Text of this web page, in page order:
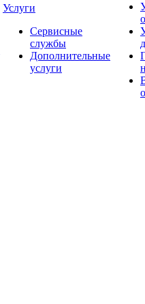
Услуги
Сервисные
службы
Дополнительные
услуги